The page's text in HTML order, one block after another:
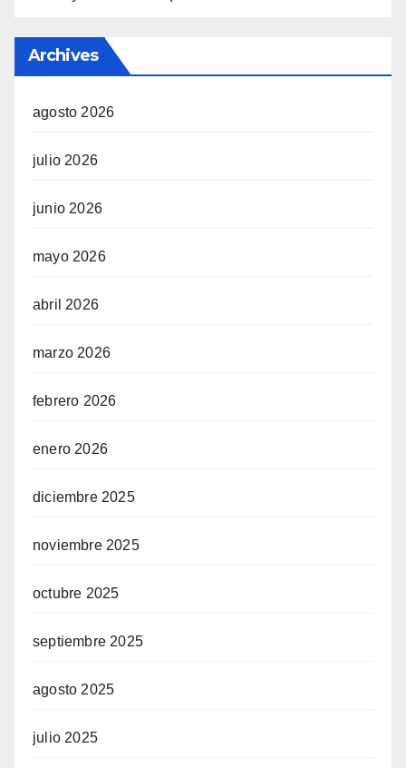
Archives
agosto 2026
julio 2026
junio 2026
mayo 2026
abril 2026
marzo 2026
febrero 2026
enero 2026
diciembre 2025
noviembre 2025
octubre 2025
septiembre 2025
agosto 2025
julio 2025